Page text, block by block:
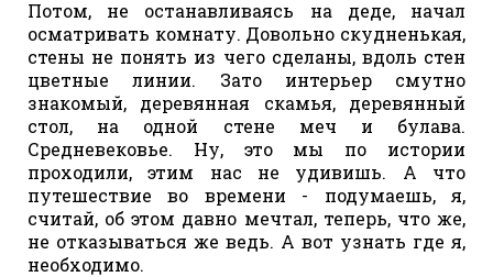
Потом, не останавливаясь на деде, начал
осматривать комнату. Довольно скудненькая,
стены не понять из чего сделаны, вдоль стен
цветные линии. Зато интерьер смутно
знакомый, деревянная скамья, деревянный
стол, на одной стене меч и булава.
Средневековье. Ну, это мы по истории
проходили, этим нас не удивишь. А что
путешествие во времени - подумаешь, я,
считай, об этом давно мечтал, теперь, что же,
не отказываться же ведь. А вот узнать где я,
необходимо.